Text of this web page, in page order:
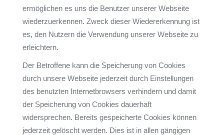
ermöglichen es uns die Benutzer unserer Webseite
wiederzuerkennen. Zweck dieser Wiedererkennung ist
es, den Nutzern die Verwendung unserer Webseite zu
erleichtern.
Der Betroffene kann die Speicherung von Cookies
durch unsere Webseite jederzeit durch Einstellungen
des benutzten Internetbrowsers verhindern und damit
der Speicherung von Cookies dauerhaft
widersprechen. Bereits gespeicherte Cookies können
jederzeit gelöscht werden. Dies ist in allen gängigen